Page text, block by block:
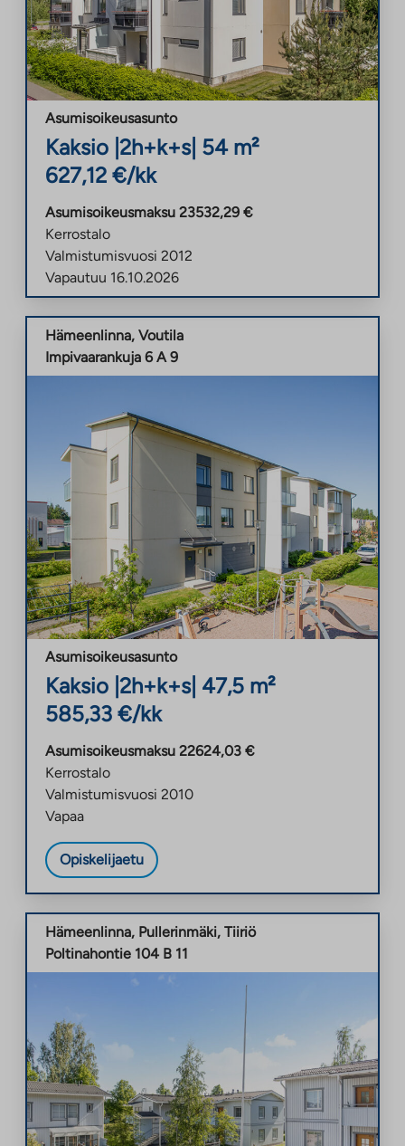
Asumisoikeusasunto
Kaksio 2h+k+s| 54 m²
627,12 €/kk
Asumisoikeusmaksu 23532,29 €
Kerrostalo
Valmistumisvuosi 2012
Vapautuu 16.10.2026
Hämeenlinna, Voutila
Impivaarankuja 6 A 9
Asumisoikeusasunto
Kaksio 2h+k+s| 47,5 m²
585,33 €/kk
Asumisoikeusmaksu 22624,03 €
Kerrostalo
Valmistumisvuosi 2010
Vapaa
Opiskelijaetu
Hämeenlinna, Pullerinmäki, Tiiriö
Poltinahontie 104 B 11